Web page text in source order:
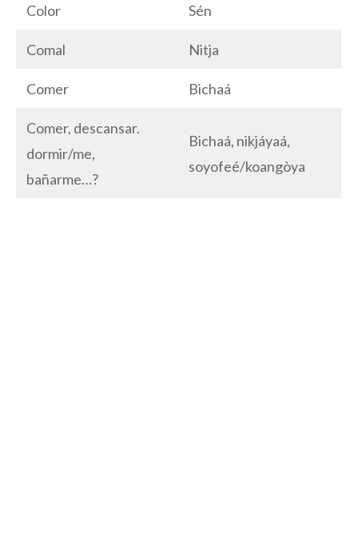
Color Sén
Comal Nitja
Comer Bichaá
Comer, descansar.
dormir/me,
bañarme…?
Bichaá, nikjáyaá,
soyofeé/koangòya